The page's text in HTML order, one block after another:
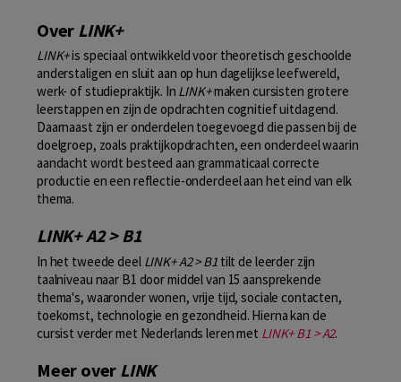
Over LINK+
LINK+is speciaal ontwikkeld voor theoretisch geschoolde
anderstaligen en sluit aan op hun dagelijkse leefwereld,
werk- of studiepraktijk. In LINK+maken cursisten grotere
leerstappen en zijn de opdrachten cognitief uitdagend.
Daarnaast zijn er onderdelen toegevoegd die passen bij de
doelgroep, zoals praktijkopdrachten, een onderdeel waarin
aandacht wordt besteed aan grammaticaal correcte
productie en een reflectie-onderdeel aan het eind van elk
thema.
LINK+ A2 > B1
In het tweede deel LINK+ A2 > B1tilt de leerder zijn
taalniveau naar B1 door middel van 15 aansprekende
thema's, waaronder wonen, vrije tijd, sociale contacten,
toekomst, technologie en gezondheid. Hierna kan de
cursist verder met Nederlands leren met LINK+ B1 > A2.
Meer over LINK